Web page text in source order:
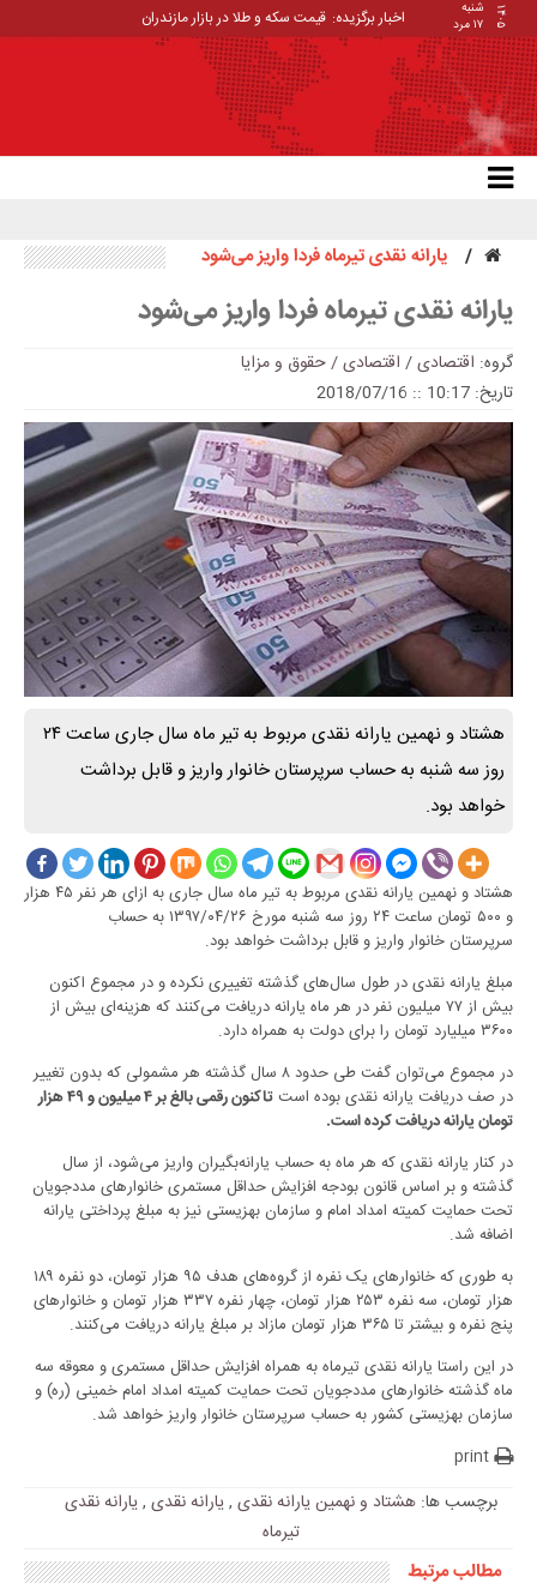
۱۴۰۵
شنبه
۱۷ مرد
اخبار برگزیده: قیمت سکه و طلا در بازار مازندران
یارانه نقدی تیرماه فردا واریز می‌شود
یارانه نقدی تیرماه فردا واریز می‌شود
گروه: اقتصادی/ اقتصادی / حقوق و مزایا
تاریخ: 10:17 :: 2018/07/16
هشتاد و نهمین یارانه نقدی مربوط به تیر ماه سال جاری ساعت ۲۴
روز سه شنبه به حساب سرپرستان خانوار واریز و قابل برداشت
خواهد بود.
هشتاد و نهمین یارانه نقدی مربوط به تیر ماه سال جاری به ازای هر نفر ۴۵ هزار
و ۵۰۰ تومان ساعت ۲۴ روز سه شنبه مورخ ۱۳۹۷/۰۴/۲۶ به حساب
سرپرستان خانوار واریز و قابل برداشت خواهد بود.
مبلغ یارانه نقدی در طول سال‌های گذشته تغییری نکرده و در مجموع اکنون
بیش از ۷۷ میلیون نفر در هر ماه یارانه دریافت می‌کنند که هزینه‌ای بیش از
۳۶۰۰ میلیارد تومان را برای دولت به همراه دارد.
در مجموع می‌توان گفت طی حدود ۸ سال گذشته هر مشمولی که بدون تغییر
در صف دریافت یارانه نقدی بوده است
تاکنون رقمی بالغ بر ۴ میلیون و ۴۹ هزار
تومان یارانه دریافت کرده است.
در کنار یارانه نقدی که هر ماه به حساب یارانه‌بگیران واریز می‌شود، از سال
گذشته و بر اساس قانون بودجه افزایش حداقل مستمری خانوارهای مددجویان
تحت حمایت کمیته امداد امام و سازمان بهزیستی نیز به مبلغ پرداختی یارانه
اضافه شد.
به طوری که خانوارهای یک نفره از گروه‌های هدف ۹۵ هزار تومان، دو نفره ۱۸۹
هزار تومان، سه نفره ۲۵۳ هزار تومان، چهار نفره ۳۳۷ هزار تومان و خانوارهای
پنج نفره و بیشتر تا ۳۶۵ هزار تومان مازاد بر مبلغ یارانه دریافت می‌کنند.
در این راستا یارانه نقدی تیرماه به همراه افزایش حداقل مستمری و معوقه سه
ماه گذشته خانوارهای مددجویان تحت حمایت کمیته امداد امام خمینی (ره) و
سازمان بهزیستی کشور به حساب سرپرستان خانوار واریز خواهد شد.
print
برچسب ها:هشتاد و نهمین یارانه نقدی ,یارانه نقدی ,یارانه نقدی
تیرماه
مطالب مرتبط